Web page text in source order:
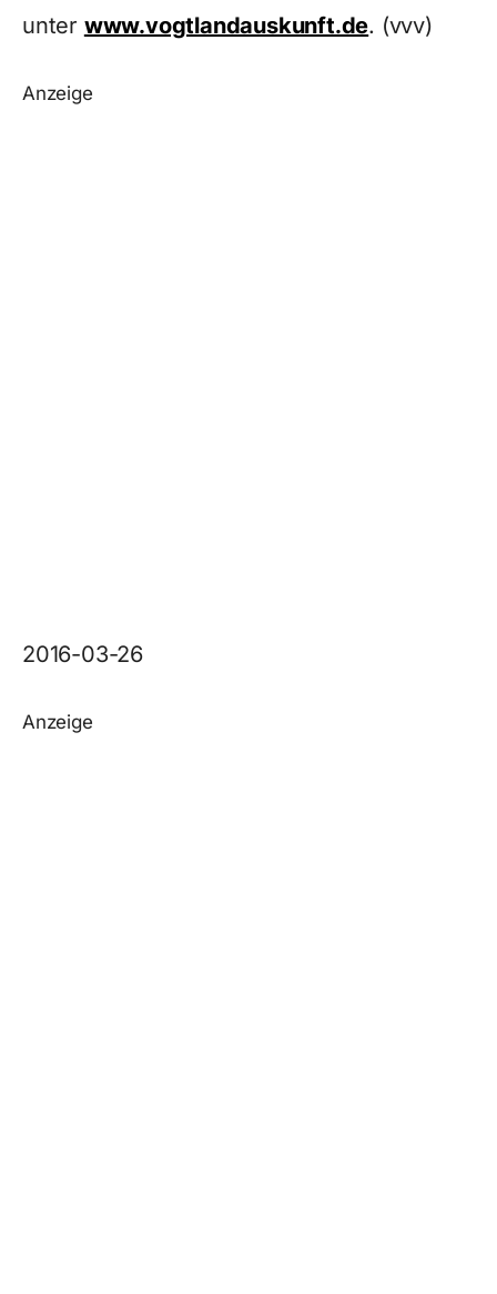
unter www.vogtlandauskunft.de. (vvv)
Anzeige
2016-03-26
Anzeige